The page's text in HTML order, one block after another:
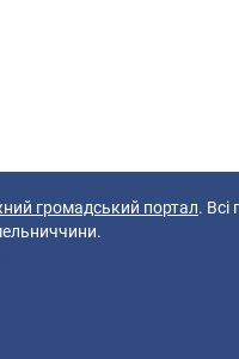
громадський портал. Всі